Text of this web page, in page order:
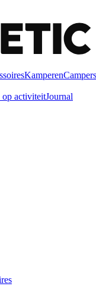
KamperenCampers
op activiteitJournal